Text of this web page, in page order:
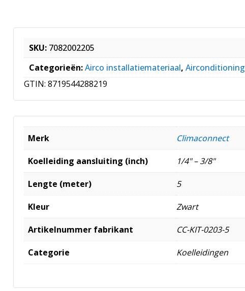
SKU: 7082002205
Categorieën:Airco installatiemateriaal, Airconditioning
GTIN: 8719544288219
Merk Climaconnect
Koelleiding aansluiting (inch) 1/4" – 3/8"
Lengte (meter) 5
Kleur Zwart
Artikelnummer fabrikant CC-KIT-0203-5
Categorie Koelleidingen